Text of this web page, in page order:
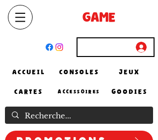
GAME
ACCUEIL CONSOLES JEUX
CARTES ACCESSOIRES GOODIES